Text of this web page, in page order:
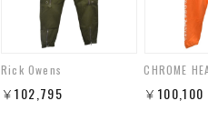
Rick Owens
￥102,795
CHROME
￥100,100